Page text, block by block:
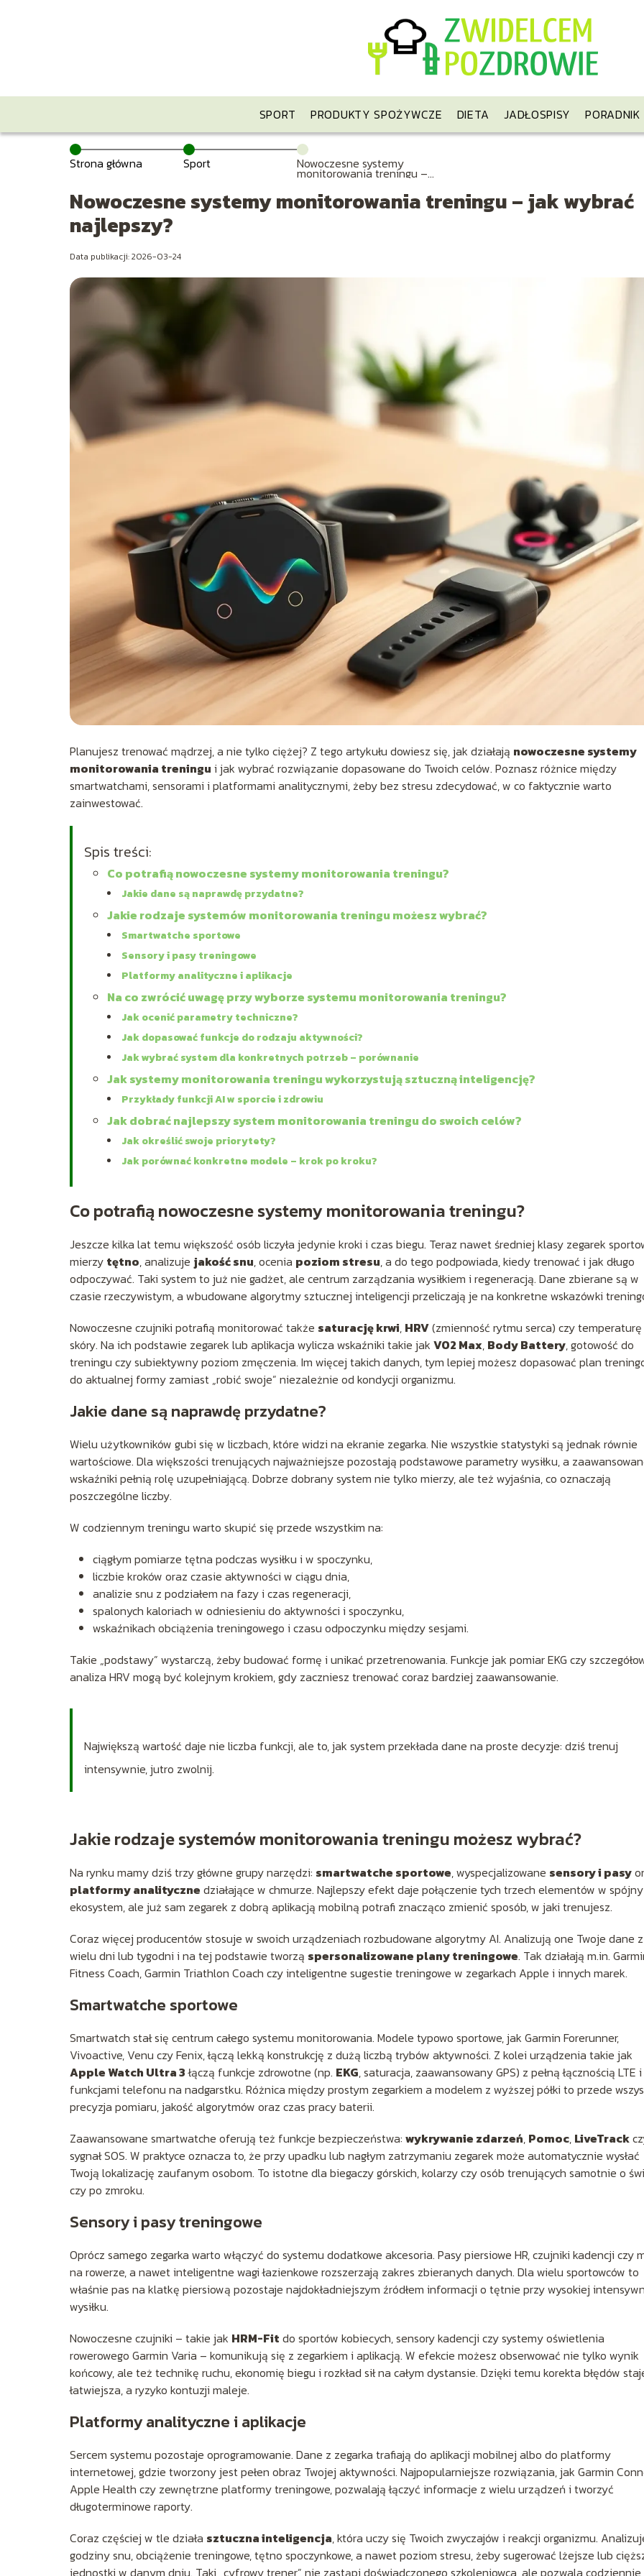
SPORT PRODUKTY SPOŻYWCZE DIETA JADŁOSPISY PORADNIK
Strona główna Sport Nowoczesne systemy
monitorowania treningu –
jak wybrać najlepszy?
Nowoczesne systemy monitorowania treningu – jak wybrać
najlepszy?
Data publikacji: 2026-03-24
Planujesz trenować mądrzej, a nie tylko ciężej? Z tego artykułu dowiesz się, jak działają nowoczesne systemy
monitorowania treningu i jak wybrać rozwiązanie dopasowane do Twoich celów. Poznasz różnice między
smartwatchami, sensorami i platformami analitycznymi, żeby bez stresu zdecydować, w co faktycznie warto
zainwestować.
Spis treści:
Co potrafią nowoczesne systemy monitorowania treningu?
Jakie dane są naprawdę przydatne?
Jakie rodzaje systemów monitorowania treningu możesz wybrać?
Smartwatche sportowe
Sensory i pasy treningowe
Platformy analityczne i aplikacje
Na co zwrócić uwagę przy wyborze systemu monitorowania treningu?
Jak ocenić parametry techniczne?
Jak dopasować funkcje do rodzaju aktywności?
Jak wybrać system dla konkretnych potrzeb – porównanie
Jak systemy monitorowania treningu wykorzystują sztuczną inteligencję?
Przykłady funkcji AI w sporcie i zdrowiu
Jak dobrać najlepszy system monitorowania treningu do swoich celów?
Jak określić swoje priorytety?
Jak porównać konkretne modele – krok po kroku?
Co potrafią nowoczesne systemy monitorowania treningu?
Jeszcze kilka lat temu większość osób liczyła jedynie kroki i czas biegu. Teraz nawet średniej klasy zegarek
mierzy tętno, analizuje jakość snu, ocenia poziom stresu, a do tego podpowiada, kiedy trenować i jak długo
odpoczywać. Taki system to już nie gadżet, ale centrum zarządzania wysiłkiem i regeneracją. Dane zbierane są w
czasie rzeczywistym, a wbudowane algorytmy sztucznej inteligencji przeliczają je na konkretne wskazówki
Nowoczesne czujniki potrafią monitorować także saturację krwi, HRV(zmienność rytmu serca) czy temperaturę
skóry. Na ich podstawie zegarek lub aplikacja wylicza wskaźniki takie jak VO2 Max, Body Battery, gotowość do
treningu czy subiektywny poziom zmęczenia. Im więcej takich danych, tym lepiej możesz dopasować plan
do aktualnej formy zamiast „robić swoje” niezależnie od kondycji organizmu.
Jakie dane są naprawdę przydatne?
Wielu użytkowników gubi się w liczbach, które widzi na ekranie zegarka. Nie wszystkie statystyki są jednak równie
wartościowe. Dla większości trenujących najważniejsze pozostają podstawowe parametry wysiłku, a
wskaźniki pełnią rolę uzupełniającą. Dobrze dobrany system nie tylko mierzy, ale też wyjaśnia, co oznaczają
poszczególne liczby.
W codziennym treningu warto skupić się przede wszystkim na:
ciągłym pomiarze tętna podczas wysiłku i w spoczynku,
liczbie kroków oraz czasie aktywności w ciągu dnia,
analizie snu z podziałem na fazy i czas regeneracji,
spalonych kaloriach w odniesieniu do aktywności i spoczynku,
wskaźnikach obciążenia treningowego i czasu odpoczynku między sesjami.
Takie „podstawy” wystarczą, żeby budować formę i unikać przetrenowania. Funkcje jak pomiar EKG czy
analiza HRV mogą być kolejnym krokiem, gdy zaczniesz trenować coraz bardziej zaawansowanie.
Największą wartość daje nie liczba funkcji, ale to, jak system przekłada dane na proste decyzje: dziś trenuj
intensywnie, jutro zwolnij.
Jakie rodzaje systemów monitorowania treningu możesz wybrać?
Na rynku mamy dziś trzy główne grupy narzędzi: smartwatche sportowe, wyspecjalizowane sensory i pasy
platformy analityczne działające w chmurze. Najlepszy efekt daje połączenie tych trzech elementów w spójny
ekosystem, ale już sam zegarek z dobrą aplikacją mobilną potrafi znacząco zmienić sposób, w jaki trenujesz.
Coraz więcej producentów stosuje w swoich urządzeniach rozbudowane algorytmy AI. Analizują one Twoje dane z
wielu dni lub tygodni i na tej podstawie tworzą spersonalizowane plany treningowe. Tak działają m.in.
Fitness Coach, Garmin Triathlon Coach czy inteligentne sugestie treningowe w zegarkach Apple i innych marek.
Smartwatche sportowe
Smartwatch stał się centrum całego systemu monitorowania. Modele typowo sportowe, jak Garmin Forerunner,
Vivoactive, Venu czy Fenix, łączą lekką konstrukcję z dużą liczbą trybów aktywności. Z kolei urządzenia takie jak
Apple Watch Ultra 3łączą funkcje zdrowotne (np. EKG, saturacja, zaawansowany GPS) z pełną łącznością LTE i
funkcjami telefonu na nadgarstku. Różnica między prostym zegarkiem a modelem z wyższej półki to przede
precyzja pomiaru, jakość algorytmów oraz czas pracy baterii.
Zaawansowane smartwatche oferują też funkcje bezpieczeństwa: wykrywanie zdarzeń, Pomoc, LiveTrack
sygnał SOS. W praktyce oznacza to, że przy upadku lub nagłym zatrzymaniu zegarek może automatycznie wysłać
Twoją lokalizację zaufanym osobom. To istotne dla biegaczy górskich, kolarzy czy osób trenujących samotnie o
czy po zmroku.
Sensory i pasy treningowe
Oprócz samego zegarka warto włączyć do systemu dodatkowe akcesoria. Pasy piersiowe HR, czujniki kadencji czy
na rowerze, a nawet inteligentne wagi łazienkowe rozszerzają zakres zbieranych danych. Dla wielu sportowców to
właśnie pas na klatkę piersiową pozostaje najdokładniejszym źródłem informacji o tętnie przy wysokiej
wysiłku.
Nowoczesne czujniki – takie jak HRM-Fit do sportów kobiecych, sensory kadencji czy systemy oświetlenia
rowerowego Garmin Varia – komunikują się z zegarkiem i aplikacją. W efekcie możesz obserwować nie tylko wynik
końcowy, ale też technikę ruchu, ekonomię biegu i rozkład sił na całym dystansie. Dzięki temu korekta błędów
łatwiejsza, a ryzyko kontuzji maleje.
Platformy analityczne i aplikacje
Sercem systemu pozostaje oprogramowanie. Dane z zegarka trafiają do aplikacji mobilnej albo do platformy
internetowej, gdzie tworzony jest pełen obraz Twojej aktywności. Najpopularniejsze rozwiązania, jak Garmin
Apple Health czy zewnętrzne platformy treningowe, pozwalają łączyć informacje z wielu urządzeń i tworzyć
długoterminowe raporty.
Coraz częściej w tle działa sztuczna inteligencja, która uczy się Twoich zwyczajów i reakcji organizmu.
godziny snu, obciążenie treningowe, tętno spoczynkowe, a nawet poziom stresu, żeby sugerować lżejsze lub
jednostki w danym dniu. Taki „cyfrowy trener” nie zastąpi doświadczonego szkoleniowca, ale pozwala codziennie